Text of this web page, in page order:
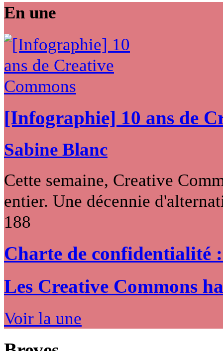
En une
[Infographie] 10 ans de
Sabine Blanc
Cette semaine, Creative
entier. Une décennie
188
Charte de confidentialité
Les Creative Commons
Voir la une